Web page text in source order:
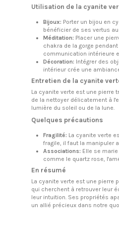
Utilisation de la cyanite
Bijoux: Porter un bijou en
bénéficier de ses vertus au
Méditation: Placer une
chakra de la gorge
communication intérieure
Décoration: Intégrer des
intérieur crée une
Entretien de la cyanite
La cyanite verte est une pierre
de la nettoyer délicatement à
lumière du soleil ou de la lune.
Quelques précautions
Fragilité: La cyanite verte
fragile, il faut la manipuler
Associations: Elle se
comme le quartz rose,
En résumé
La cyanite verte est une pierre
qui cherchent à retrouver leur
leur intuition. Ses propriétés
un allié précieux dans notre